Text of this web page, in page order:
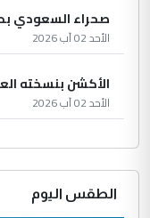
صحراء السعودي
الأحد 02 آب 2026
الأكشن بنسخته
الأحد 02 آب 2026
الطقس اليوم